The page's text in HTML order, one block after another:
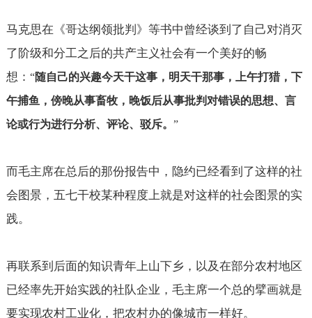
马克思在《哥达纲领批判》等书中曾经谈到了自己对消灭
了阶级和分工之后的共产主义社会有一个美好的畅
想： “随自己的兴趣今天干这事，明天干那事，上午打猎，下
午捕鱼，傍晚从事畜牧，晚饭后从事批判对错误的思想、言
论或行为进行分析、评论、驳斥。 ”
而毛主席在总后的那份报告中，隐约已经看到了这样的社
会图景，五七干校某种程度上就是对这样的社会图景的实
践。
再联系到后面的知识青年上山下乡，以及在部分农村地区
已经率先开始实践的社队企业，毛主席一个总的擘画就是
要实现农村工业化，把农村办的像城市一样好。